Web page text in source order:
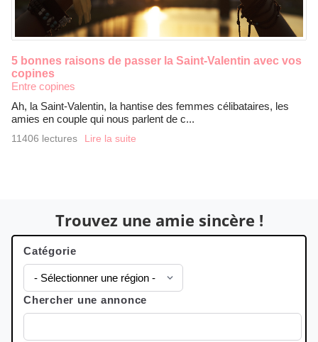
5 bonnes raisons de passer la Saint-Valentin avec vos
copines
Entre copines
Ah, la Saint-Valentin, la hantise des femmes célibataires, les
amies en couple qui nous parlent de c...
11406 lectures Lire la suite
Trouvez une amie sincère !
Catégorie
Chercher une annonce